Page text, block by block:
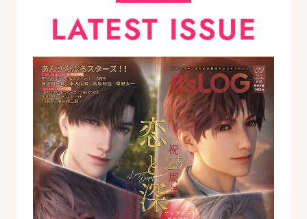
LATEST ISSUE